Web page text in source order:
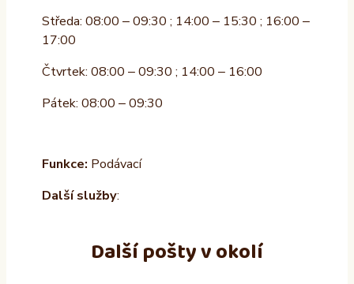
Středa: 08:00 – 09:30 ; 14:00 – 15:30 ; 16:00 –
17:00
Čtvrtek: 08:00 – 09:30 ; 14:00 – 16:00
Pátek: 08:00 – 09:30
Funkce: Podávací
Další služby:
Další pošty v okolí